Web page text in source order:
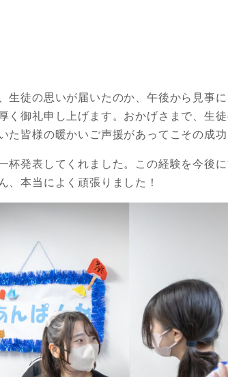
徒の思いが届いたのか、午後から見事
く御礼申し上げます。おかげさまで、生
皆様の暖かいご声援があってこその成功
発表してくれました。この経験を今後
、本当によく頑張りました！